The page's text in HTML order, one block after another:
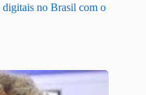
digitais no Brasil com o